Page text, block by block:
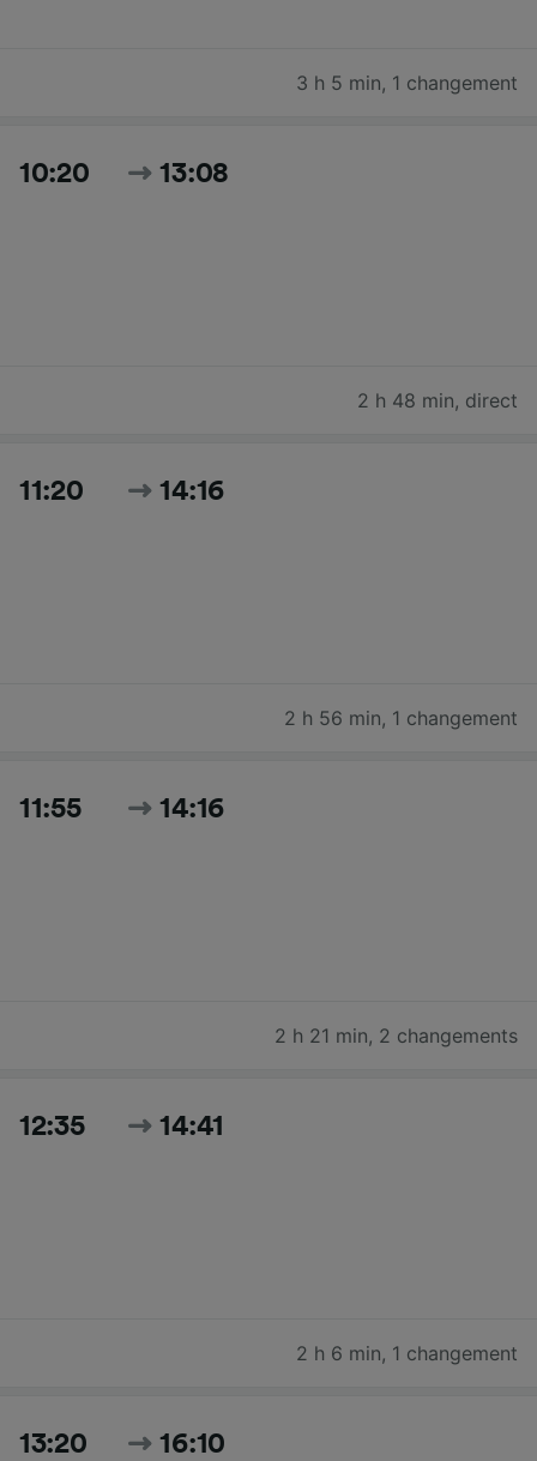
3 h 5 min, 1 changement
10:20 13:08
2 h 48 min, direct
11:20 14:16
2 h 56 min, 1 changement
11:55 14:16
2 h 21 min, 2 changements
12:35 14:41
2 h 6 min, 1 changement
13:20 16:10